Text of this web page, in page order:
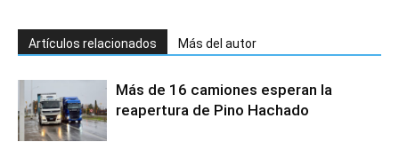
Artículos relacionados Más del autor
Más de 16 camiones esperan la
reapertura de Pino Hachado